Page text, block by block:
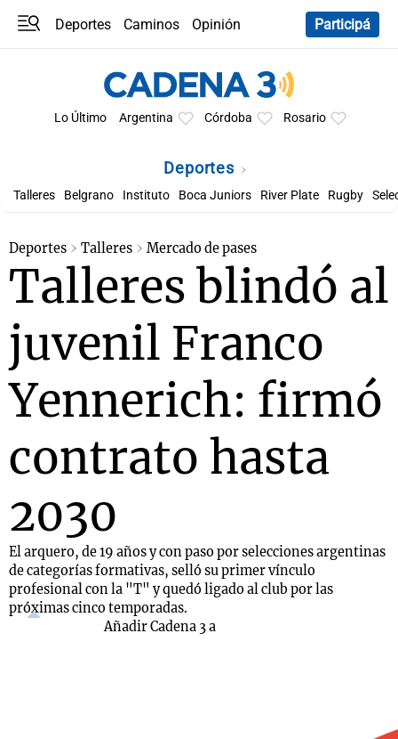
Deportes Caminos
Opinión
Participá
Lo Último Argentina Córdoba Rosario
Deportes
Talleres Belgrano Instituto Boca Juniors River Plate Rugby
Deportes Talleres Mercado de pases
Talleres blindó al
juvenil Franco
Yennerich: firmó
contrato hasta
2030
El arquero, de 19 años y con paso por selecciones argentinas
de categorías formativas, selló su primer vínculo
profesional con la "T" y quedó ligado al club por las
próximas cinco temporadas.
Añadir Cadena 3 a